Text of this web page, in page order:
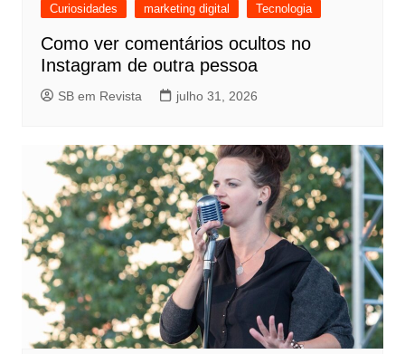
Curiosidades marketing digital Tecnologia
Como ver comentários ocultos no
Instagram de outra pessoa
SB em Revista julho 31, 2026